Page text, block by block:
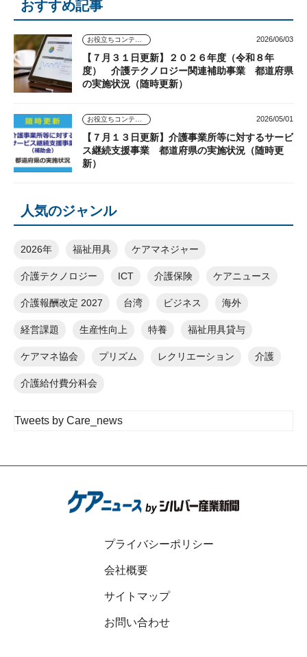
おすすめ記事
2026/06/03
【７月３１日更新】２０２６年度（令和８年
度） 介護テクノロジー関連補助事業 都道府県
の実施状況（随時更新）
2026/05/01
【７月１３日更新】介護事業所等に対するサービ
ス継続支援事業 都道府県の実施状況（随時更
新）
人気のジャンル
2026年 福祉用具 ケアマネジャー
介護テクノロジー ICT 介護保険 ケアニュース
介護報酬改定 2027 台湾 ビジネス 海外
経営課題 生産性向上 特養 福祉用具貸与
ケアマネ協会 プリズム レクリエーション 介護
介護給付費分科会
Tweets by Care_news
プライバシーポリシー
会社概要
サイトマップ
お問い合わせ